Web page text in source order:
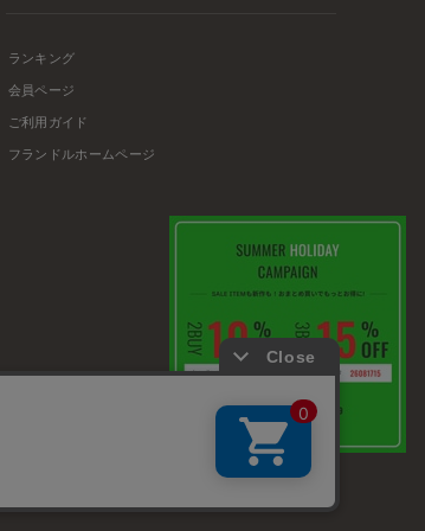
ランキング
会員ページ
ご利用ガイド
フランドルホームページ